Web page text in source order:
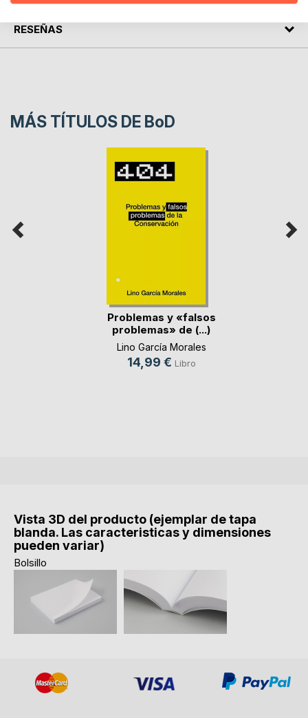
RESEÑAS
MÁS TÍTULOS DE BoD
Problemas y «falsos
problemas» de (...)
Lino García Morales
14,99 € Libro
Vista 3D del producto (ejemplar de tapa
blanda. Las caracteristicas y dimensiones
pueden variar)
Bolsillo